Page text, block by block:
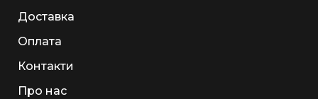
Доставка
Оплата
Контакти
Про нас